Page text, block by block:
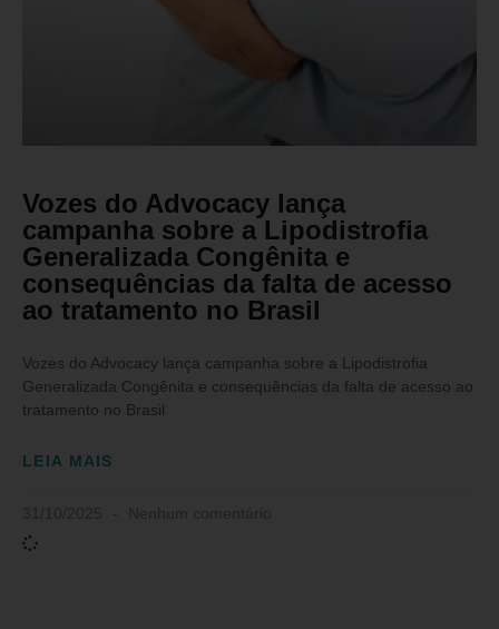
Vozes do Advocacy lança
campanha sobre a Lipodistrofia
Generalizada Congênita e
consequências da falta de acesso
ao tratamento no Brasil
Vozes do Advocacy lança campanha sobre a Lipodistrofia
Generalizada Congênita e consequências da falta de acesso ao
tratamento no Brasil
LEIA MAIS